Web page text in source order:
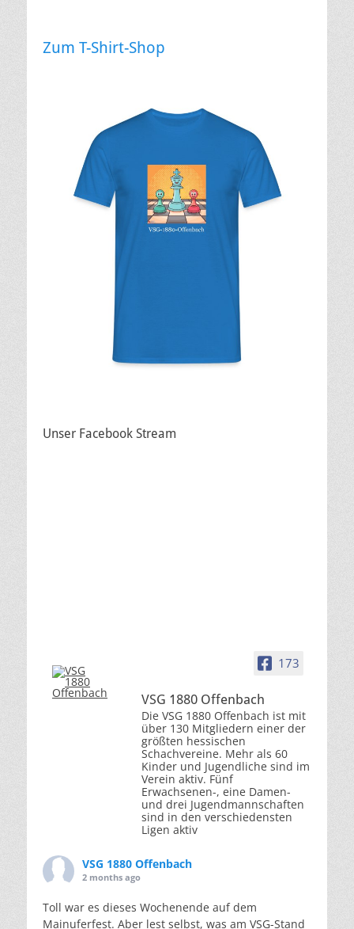
Zum T-Shirt-Shop
Unser Facebook Stream
173
VSG 1880 Offenbach
Die VSG 1880 Offenbach ist mit
über 130 Mitgliedern einer der
größten hessischen
Schachvereine. Mehr als 60
Kinder und Jugendliche sind im
Verein aktiv. Fünf
Erwachsenen-, eine Damen-
und drei Jugendmannschaften
sind in den verschiedensten
Ligen aktiv
VSG 1880 Offenbach
2 months ago
Toll war es dieses Wochenende auf dem
Mainuferfest. Aber lest selbst, was am VSG-Stand